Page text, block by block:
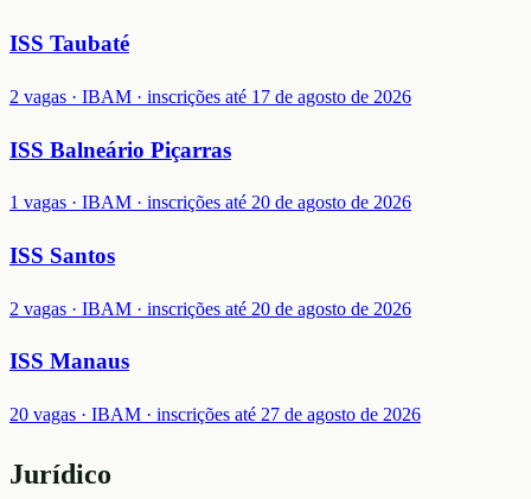
ISS Taubaté
2 vagas · IBAM · inscrições até 17 de agosto de 2026
ISS Balneário Piçarras
1 vagas · IBAM · inscrições até 20 de agosto de 2026
ISS Santos
2 vagas · IBAM · inscrições até 20 de agosto de 2026
ISS Manaus
20 vagas · IBAM · inscrições até 27 de agosto de 2026
Jurídico